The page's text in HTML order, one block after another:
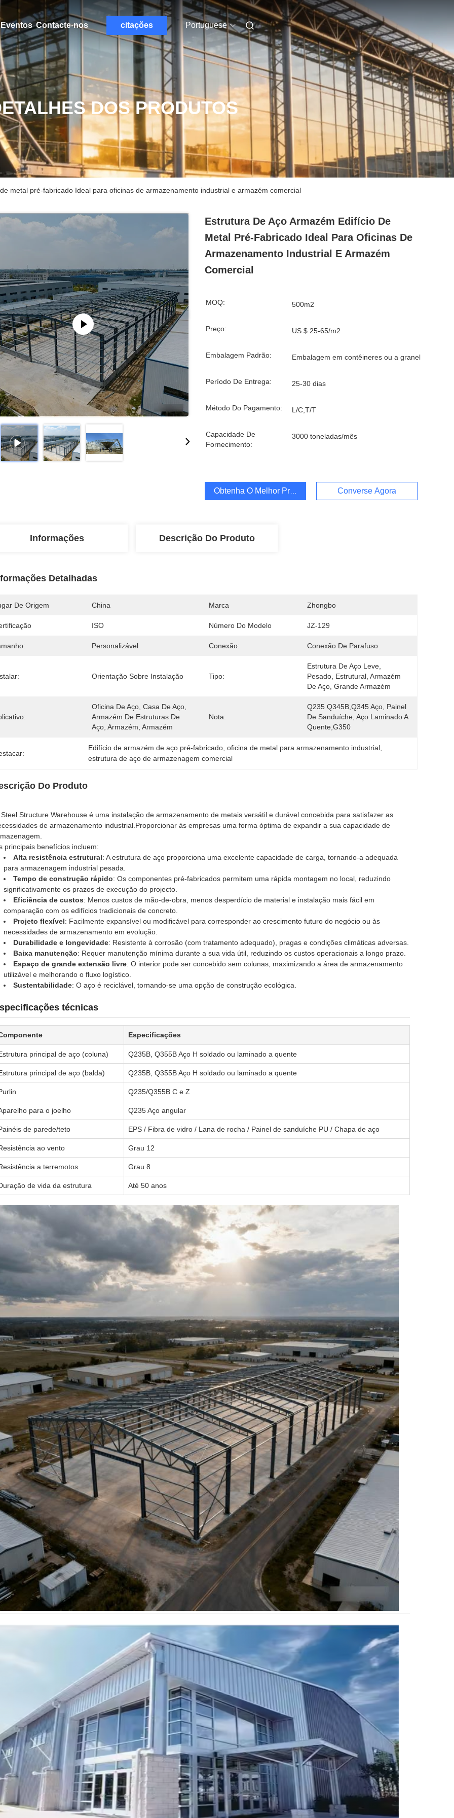
Eventos Contacte-nos citações Portuguese
DOS PRODUTOS
metal pré-fabricado Ideal para oficinas de armazenamento industrial e armazém comercial
Estrutura De Aço Armazém Edifício De
Metal Pré-Fabricado Ideal Para Oficinas De
Armazenamento Industrial E Armazém
Comercial
MOQ: 500m2
Preço: US $ 25-65/m2
Embalagem Padrão: Embalagem em contêineres ou a granel
Período De Entrega: 25-30 dias
Método Do Pagamento: L/C,T/T
Capacidade De
Fornecimento:
3000 toneladas/mês
Obtenha O Melhor Preço Converse Agora
Informações Descrição Do Produto
Detalhadas
De Origem China Marca Zhongbo
ISO Número Do Modelo JZ-129
Personalizável Conexão: Conexão De Parafuso
Orientação Sobre Instalação Tipo:
Estrutura De Aço Leve,
Pesado, Estrutural, Armazém
De Aço, Grande Armazém
Oficina De Aço, Casa De Aço,
Armazém De Estruturas De
Aço, Armazém, Armazém
Nota:
Q235 Q345B,Q345 Aço, Painel
De Sanduíche, Aço Laminado A
Quente,G350
Edifício de armazém de aço pré-fabricado , oficina de metal para armazenamento industrial
estrutura de aço de armazenagem comercial
Do Produto
Structure Warehouse é uma instalação de armazenamento de metais versátil e durável concebida para satisfazer as
de armazenamento industrial.Proporcionar às empresas uma forma óptima de expandir a sua capacidade de
principais benefícios incluem:
Alta resistência estrutural: A estrutura de aço proporciona uma excelente capacidade de carga, tornando-a adequada
para armazenagem industrial pesada.
Tempo de construção rápido: Os componentes pré-fabricados permitem uma rápida montagem no local, reduzindo
significativamente os prazos de execução do projecto.
Eficiência de custos: Menos custos de mão-de-obra, menos desperdício de material e instalação mais fácil em
comparação com os edifícios tradicionais de concreto.
Projeto flexível: Facilmente expansível ou modificável para corresponder ao crescimento futuro do negócio ou às
necessidades de armazenamento em evolução.
Durabilidade e longevidade: Resistente à corrosão (com tratamento adequado), pragas e condições climáticas adversas.
Baixa manutenção: Requer manutenção mínima durante a sua vida útil, reduzindo os custos operacionais a longo prazo.
Espaço de grande extensão livre: O interior pode ser concebido sem colunas, maximizando a área de armazenamento
utilizável e melhorando o fluxo logístico.
Sustentabilidade: O aço é reciclável, tornando-se uma opção de construção ecológica.
técnicas
Especificações
principal de aço (coluna) Q235B, Q355B Aço H soldado ou laminado a quente
principal de aço (balda) Q235B, Q355B Aço H soldado ou laminado a quente
Q235/Q355B C e Z
para o joelho Q235 Aço angular
de parede/teto EPS / Fibra de vidro / Lana de rocha / Painel de sanduíche PU / Chapa de aço
ao vento Grau 12
a terremotos Grau 8
de vida da estrutura Até 50 anos